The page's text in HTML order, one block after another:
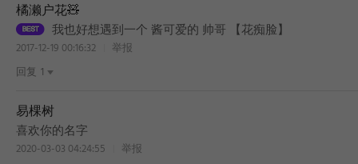
橘濑户花🧸
我也好想遇到一个 酱可爱的 帅哥 【花痴脸】
2017-12-19 00:16:32
举报
回复 1
易棵树
喜欢你的名字
2020-03-03 04:24:55
举报